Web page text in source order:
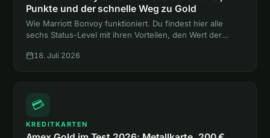
Punkte und der schnelle Weg zu Gold
Wie Marriott Bonvoy funktioniert. Du findest hier alle
sechs Status-Level mit ihren Vorteilen, den Wert der
eine einzige Hotelnacht.
18. Juli 2026
💳
KREDITKARTEN